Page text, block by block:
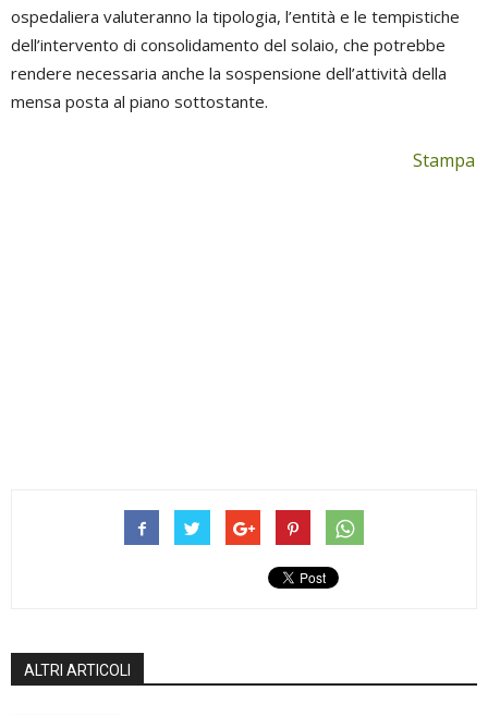
ospedaliera valuteranno la tipologia, l’entità e le tempistiche
dell’intervento di consolidamento del solaio, che potrebbe
rendere necessaria anche la sospensione dell’attività della
mensa posta al piano sottostante.
Stampa
ALTRI ARTICOLI